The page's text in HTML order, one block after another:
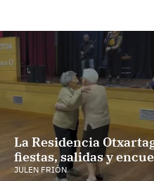
La Residencia
fiestas, salidas y
JULEN FRIÓN